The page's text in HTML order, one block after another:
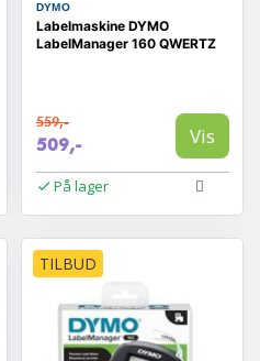
DYMO
Labelmaskine DYMO
LabelManager 160 QWERTZ
559,-
509,- Vis
På lager
TILBUD